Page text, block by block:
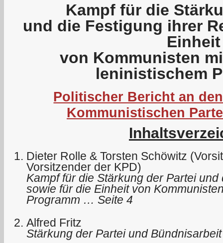
Kampf für die
und die Festigung ihrer
Einheit
von Kommunisten
leninistischem
Politischer Bericht an
Kommunistischen
Dieter Rolle & Torsten Schöwitz
Vorsitzender der KPD)
Kampf für die Stärkung der Partei
sowie für die Einheit von
Programm … Seite 4
Alfred Fritz
Stärkung der Partei und